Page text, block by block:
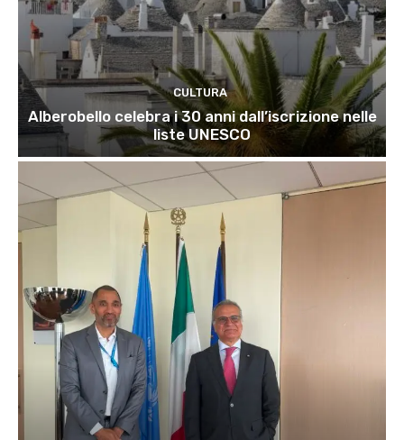
CULTURA
Alberobello celebra i 30 anni dall’iscrizione nelle
liste UNESCO